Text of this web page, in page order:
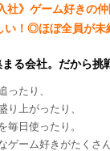
社》ゲーム好きの
い！◎ほぼ全員が未
る会社。だから挑
ったり、
り上がったり、
毎日使ったり。
ゲーム好きがたくさ